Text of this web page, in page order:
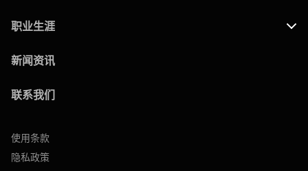
职业生涯
新闻资讯
联系我们
使用条款
隐私政策